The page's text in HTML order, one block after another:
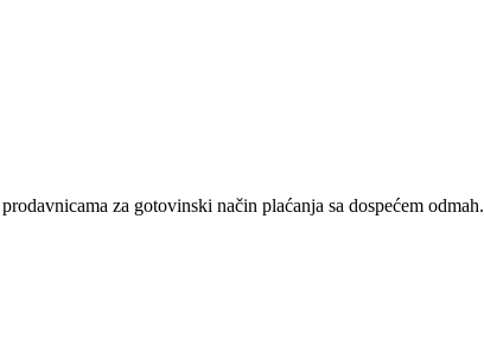
za gotovinski način plaćanja sa dospećem odmah.